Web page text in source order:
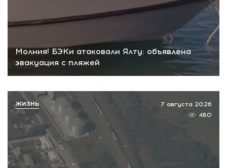
Молния! БЭКи атаковали Ялту: объявлена
эвакуация с пляжей
7 августа 2026
480
ЖИЗНЬ